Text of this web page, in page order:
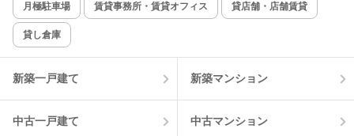
月極駐車場 賃貸事務所・賃貸オフィス 貸店舗・店舗賃貸
貸し倉庫
新築一戸建て 新築マンション
中古一戸建て 中古マンション